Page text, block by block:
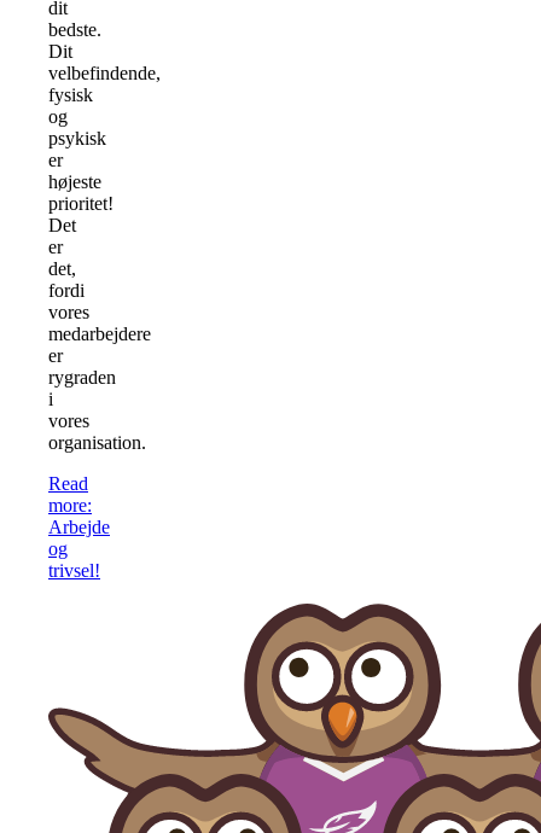
dit
bedste.
Dit
velbefindende,
fysisk
og
psykisk
er
højeste
prioritet!
Det
er
det,
fordi
vores
medarbejdere
er
rygraden
i
vores
organisation.
Read
more:
Arbejde
og
trivsel!